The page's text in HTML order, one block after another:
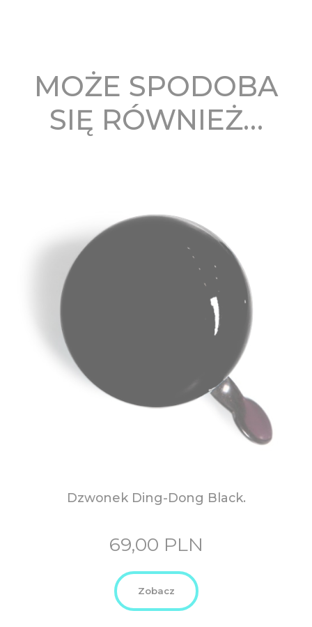
MOŻE SPODOBA
SIĘ RÓWNIEŻ…
Dzwonek Ding-Dong Black.
69,00 PLN
Zobacz